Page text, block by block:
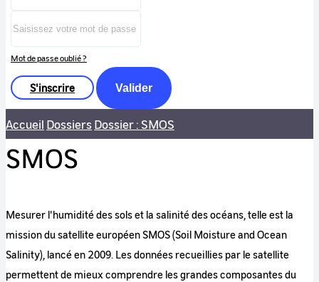
Mot de passe oublié ?
S'inscrire Valider
Accueil DossiersDossier : SMOS
SMOS
Mesurer l'humidité des sols et la salinité des océans, telle est la
mission du satellite européen SMOS (Soil Moisture and Ocean
Salinity), lancé en 2009. Les données recueillies par le satellite
permettent de mieux comprendre les grandes composantes du